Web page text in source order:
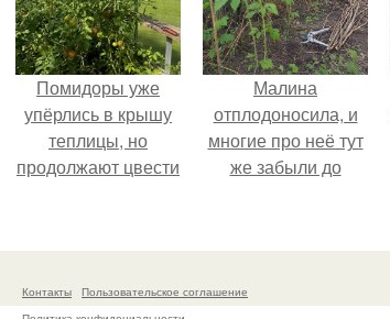
Помидоры уже
упёрлись в крышу
теплицы, но
продолжают цвести
Малина
отплодоносила, и
многие про неё тут
же забыли до
Контакты
Пользовательское соглашение